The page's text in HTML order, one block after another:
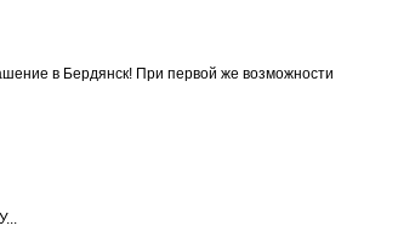
в Бердянск! При первой же возможности